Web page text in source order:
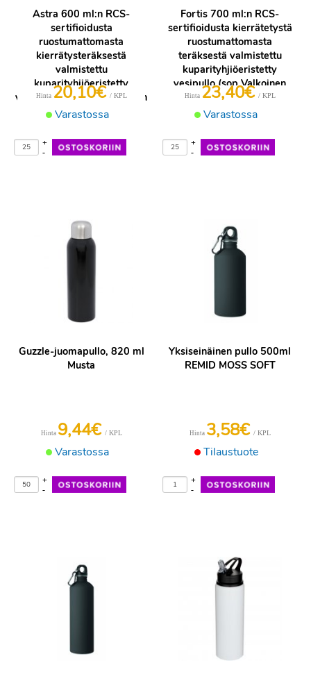
Astra 600 ml:n RCS-
sertifioidusta
ruostumattomasta
kierrätysteräksestä
valmistettu
kuparityhjiöeristetty
vesipullo (sopii hii Valkoinen
Varastossa
Hinta20,10€/ KPL
-
+
Fortis 700 ml:n RCS-
sertifioidusta kierrätetystä
ruostumattomasta
teräksestä valmistettu
kuparityhjiöeristetty
vesipullo (sop Valkoinen
Varastossa
Hinta 23,40€/ KPL
-
+
Guzzle-juomapullo, 820 ml
Musta
Varastossa
Hinta 9,44€ / KPL
-
+
Yksiseinäinen pullo 500ml
REMID MOSS SOFT
Tilaustuote
Hinta 3,58€ / KPL
-
+